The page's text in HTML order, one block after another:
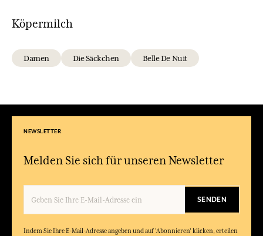
Köpermilch
Damen Die Säckchen Belle De Nuit
NEWSLETTER
Melden Sie sich für unseren Newsletter
SENDEN
Indem Sie Ihre E-Mail-Adresse angeben und auf 'Abonnieren' klicken, erteilen